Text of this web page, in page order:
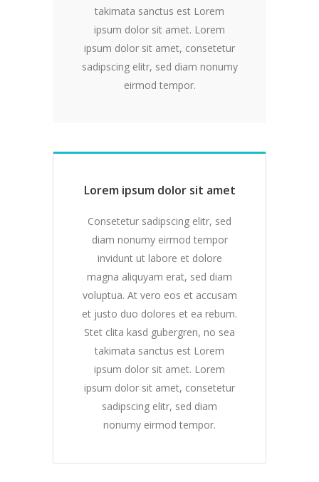
takimata sanctus est Lorem
ipsum dolor sit amet. Lorem
ipsum dolor sit amet, consetetur
sadipscing elitr, sed diam nonumy
eirmod tempor.
Lorem ipsum dolor sit amet
Consetetur sadipscing elitr, sed
diam nonumy eirmod tempor
invidunt ut labore et dolore
magna aliquyam erat, sed diam
voluptua. At vero eos et accusam
et justo duo dolores et ea rebum.
Stet clita kasd gubergren, no sea
takimata sanctus est Lorem
ipsum dolor sit amet. Lorem
ipsum dolor sit amet, consetetur
sadipscing elitr, sed diam
nonumy eirmod tempor.